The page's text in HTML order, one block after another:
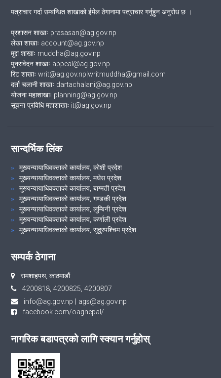
पत्राचार गर्दा सम्बन्धित शाखाको ईमेल ठेगानामा पत्राचार गर्नुहुन अनुरोध छ ।
प्रशासन शाखाः prasasan@ag.gov.np
लेखा शाखाः account@ag.gov.np
मुद्दा शाखाः muddha@ag.gov.np
पुनरावेदन शाखाः appeal@ag.gov.np
रिट शाखाः writ@ag.gov.np|writmuddha@gmail.com
दर्ता चलानी शाखाः dartachalani@ag.gov.np
योजना महाशाखाः planning@ag.gov.np
सूचना प्रविधि महाशाखाः it@ag.gov.np
सान्दर्भिक लिंक
मुख्यन्यायाधिवक्ताको कार्यालय, कोशी प्रदेश
मुख्यन्यायाधिवक्ताको कार्यालय, मधेस प्रदेश
मुख्यन्यायाधिवक्ताको कार्यालय, बाग्मती प्रदेश
मुख्यन्यायाधिवक्ताको कार्यालय, गण्डकी प्रदेश
मुख्यन्यायाधिवक्ताको कार्यालय, लुम्बिनी प्रदेश
मुख्यन्यायाधिवक्ताको कार्यालय, कर्णाली प्रदेश
मुख्यन्यायाधिवक्ताको कार्यालय, सुदुरपश्चिम प्रदेश
सम्पर्क ठेगाना
रामशाहपथ, काठमाडौं
4200818, 4200825, 4200807
info@ag.gov.np
ags@ag.gov.np
facebook.com/oagnepal/
नागरिक बडापत्रको लागि स्क्यान गर्नुहोस्